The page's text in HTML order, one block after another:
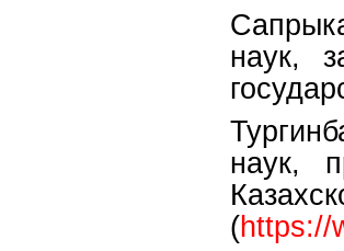
наук,
наук,
(https://